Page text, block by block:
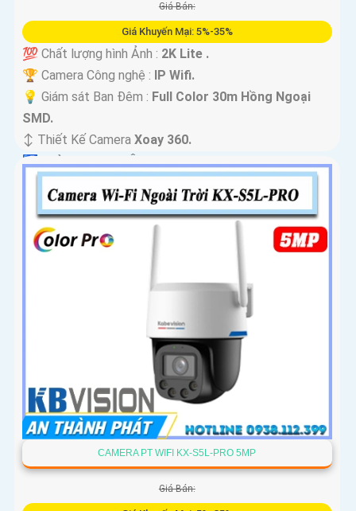
Giá Bán:
Giá Khuyến Mại: 5%-35%
💯 Chất lượng hình Ảnh : 2K Lite .
🏆 Camera Công nghệ : IP Wifi.
💡 Giám sát Ban Đêm : Full Color 30m Hồng Ngoại
SMD.
↕️ Thiết Kế Camera Xoay 360.
️🛃 Khả Năng :Thu Âm.
CAMERA PT WIFI KX-S5L-PRO 5MP
Giá Bán: